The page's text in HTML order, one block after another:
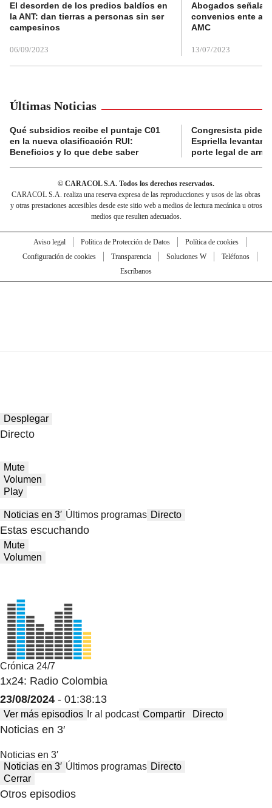
El desorden de los predios baldíos en
la ANT: dan tierras a personas sin ser
campesinos
06/09/2023
Abogados
convenios ente
AMC
13/07/2023
Últimas Noticias
Qué subsidios recibe el puntaje C01
en la nueva clasificación RUI:
Beneficios y lo que debe saber
Congresista pide a
Espriella levantar
porte legal de
© CARACOL S.A. Todos los derechos reservados.
CARACOL S.A. realiza una reserva expresa de las reproducciones y usos de las obras
y otras prestaciones accesibles desde este sitio web a medios de lectura mecánica u otros
medios que resulten adecuados.
Aviso legal Política de Protección de Datos
Política de cookies
Configuración de cookies
Transparencia Soluciones W
Teléfonos
Escríbanos
Desplegar
Directo
Mute
Volumen
Play
Noticias en 3′ Últimos programas Directo
Estas escuchando
Mute
Volumen
Crónica 24/7
1x24: Radio Colombia
23/08/2024 - 01:38:13
Ver más episodios Ir al podcast Compartir Directo
Noticias en 3′
Noticias en 3′
Noticias en 3′ Últimos programas Directo
Cerrar
Otros episodios